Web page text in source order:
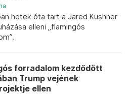
hetek óta tart a Jared Kushner
elleni „flamingós
forradalom kezdődött
Trump vejének
ellen